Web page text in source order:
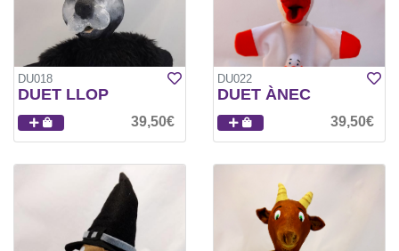
DU018
DUET LLOP
39,50€
DU022
DUET ÀNEC
39,50€